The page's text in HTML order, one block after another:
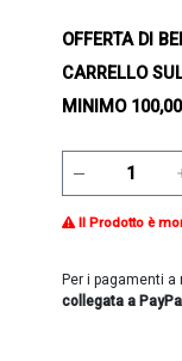
OFFERTA DI
CARRELLO
MINIMO
Il Prodotto è
Per i pagamenti
collegata a